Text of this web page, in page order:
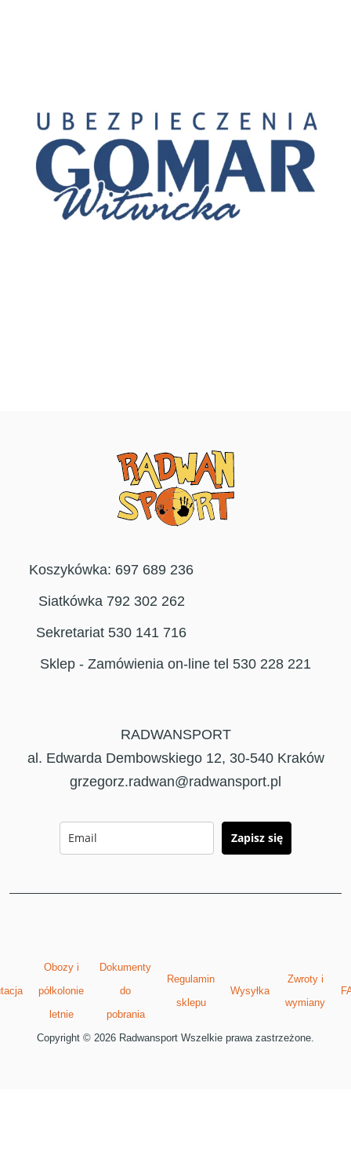
Koszykówka: 697 689 236
Siatkówka 792 302 262
Sekretariat 530 141 716
Sklep - Zamówienia on-line tel 530 228 221
RADWANSPORT
al. Edwarda Dembowskiego 12, 30-540 Kraków
grzegorz.radwan@radwansport.pl
Zapisz się
Obozy i
półkolonie
letnie
Dokumenty
do
pobrania
Regulamin
sklepu
Wysyłka
Zwroty i
wymiany
Copyright © 2026 Radwansport Wszelkie prawa zastrzeżone.